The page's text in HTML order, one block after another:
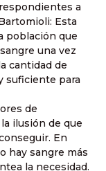
a
Esta
población que
una vez
cantidad de
suficiente para
de
ilusión de que
En
hay sangre más
la necesidad.